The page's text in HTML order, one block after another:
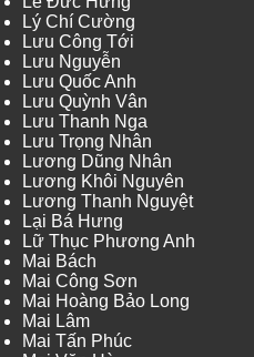
Lý Chí Cường
Lưu Công Tới
Lưu Nguyễn
Lưu Quốc Anh
Lưu Quỳnh Vân
Lưu Thanh Nga
Lưu Trọng Nhân
Lương Dũng Nhân
Lương Khôi Nguyên
Lương Thanh Nguyệt
Lại Bá Hưng
Lữ Thục Phương Anh
Mai Bách
Mai Công Sơn
Mai Hoàng Bảo Long
Mai Lâm
Mai Tấn Phúc